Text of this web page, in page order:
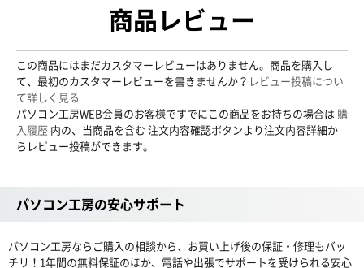
商品レビュー
この商品にはまだカスタマーレビューはありません。商品を購入し
て、最初のカスタマーレビューを書きませんか？ レビュー投稿につい
て詳しく見る
パソコン工房WEB会員のお客様ですでにこの商品をお持ちの場合は 購
入履歴 内の、当商品を含む 注文内容確認ボタンより注文内容詳細か
らレビュー投稿ができます。
パソコン工房の安心サポート
パソコン工房ならご購入の相談から、お買い上げ後の保証・修理もバッ
チリ！1年間の無料保証のほか、電話や出張でサポートを受けられる安心